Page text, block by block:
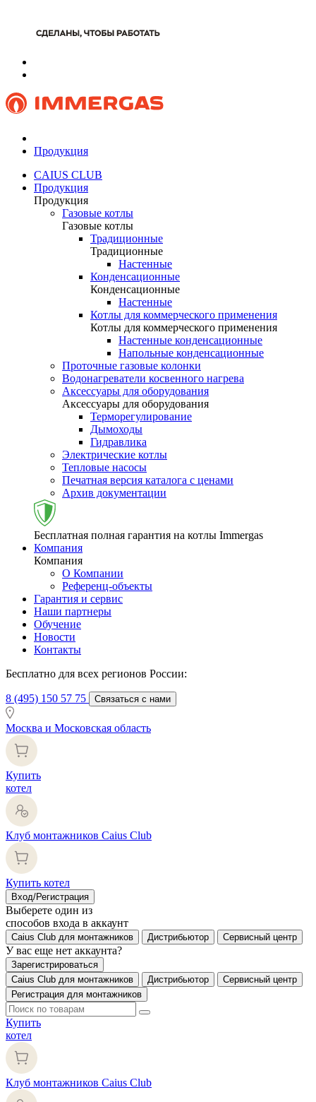
Продукция
CAIUS CLUB
Продукция
Продукция
Газовые котлы
Газовые котлы
Традиционные
Традиционные
Настенные
Конденсационные
Конденсационные
Настенные
Котлы для коммерческого применения
Котлы для коммерческого применения
Настенные конденсационные
Напольные конденсационные
Проточные газовые колонки
Водонагреватели косвенного нагрева
Аксессуары для оборудования
Аксессуары для оборудования
Терморегулирование
Дымоходы
Гидравлика
Электрические котлы
Тепловые насосы
Печатная версия каталога с ценами
Архив документации
Бесплатная полная гарантия на котлы Immergas
Компания
Компания
О Компании
Референц-объекты
Гарантия и сервис
Наши партнеры
Обучение
Новости
Контакты
Бесплатно для всех регионов России:
8 (495) 150 57 75 Связаться с нами
Москва и Московская область
Купить
котел
Клуб монтажников Caius Club
Купить котел
Вход/Регистрация
Выберете один из
способов входа в аккаунт
Caius Club для монтажников Дистрибьютор Сервисный центр
У вас еще нет аккаунта?
Зарегистрироваться
Caius Club для монтажников
Дистрибьютор
Сервисный центр
Регистрация для монтажников
Купить
котел
Клуб монтажников Caius Club